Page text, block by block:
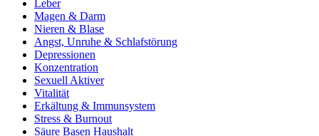
Leber
Magen & Darm
Nieren & Blase
Angst, Unruhe & Schlafstörung
Depressionen
Konzentration
Sexuell Aktiver
Vitalität
Erkältung & Immunsystem
Stress & Burnout
Säure Basen Haushalt